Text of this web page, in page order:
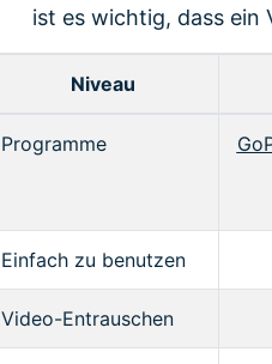
ist es wichtig, dass ein
Niveau
Programme
Einfach zu benutzen
Video-Entrauschen